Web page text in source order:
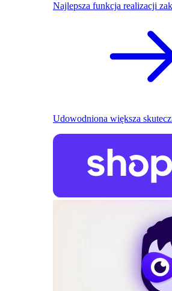
Najlepsza funkcja realizacji
Udowodniona większa